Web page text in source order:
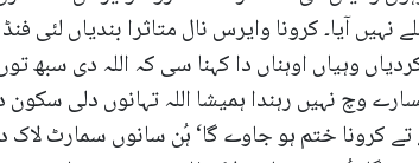
آیا۔ کرونا وایرس نال متاثرا بندیاں لئی
وہیاں اوہناں دا کہنا سی کہ اللہ دی سبھ
وچ نہیں رہندا ہمیشا اللہ تہانوں دلی سکون
ختم ہو جاوے گا‘ ہُن سانوں سمارٹ لاک